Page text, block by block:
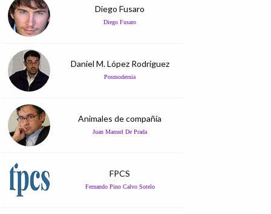
Diego Fusaro
Diego Fusaro
Daniel M. López Rodríguez
Posmodernia
Animales de compañía
Juan Manuel De Prada
FPCS
Fernando Pino Calvo Sotelo